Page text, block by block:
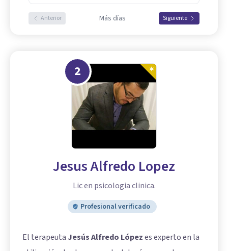
Anterior Más días Siguiente
2
Jesus Alfredo Lopez
Lic en psicologia clinica.
Profesional verificado
El terapeuta Jesús Alfredo Lópezes experto en la